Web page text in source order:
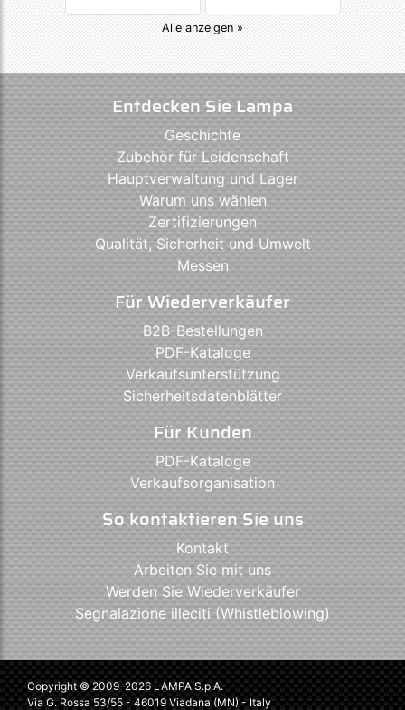
Alle anzeigen »
Entdecken Sie Lampa
Geschichte
Zubehör für Leidenschaft
Hauptverwaltung und Lager
Warum uns wählen
Zertifizierungen
Qualität, Sicherheit und Umwelt
Messen
Für Wiederverkäufer
B2B-Bestellungen
PDF-Kataloge
Verkaufsunterstützung
Sicherheitsdatenblätter
Für Kunden
PDF-Kataloge
Verkaufsorganisation
So kontaktieren Sie uns
Kontakt
Arbeiten Sie mit uns
Werden Sie Wiederverkäufer
Segnalazione illeciti (Whistleblowing)
Copyright © 2009-2026 LAMPA S.p.A.
Via G. Rossa 53/55 - 46019 Viadana (MN) - Italy